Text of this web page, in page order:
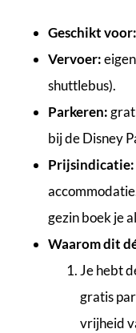
Geschikt voor:
Vervoer:
shuttlebus).
Parkeren:
bij de Disney
Prijsindicatie:
gezin boek je
Waarom dit
Je hebt
gratis
vrijheid